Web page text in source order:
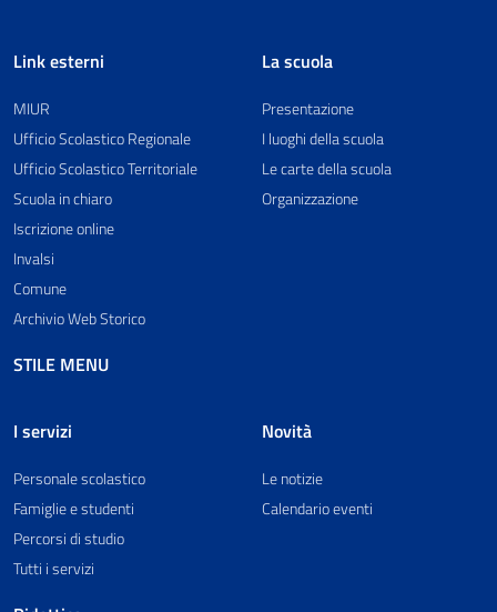
Link esterni
MIUR
Ufficio Scolastico Regionale
Ufficio Scolastico Territoriale
Scuola in chiaro
Iscrizione online
Invalsi
Comune
Archivio Web Storico
STILE MENU
La scuola
Presentazione
I luoghi della scuola
Le carte della scuola
Organizzazione
I servizi
Personale scolastico
Famiglie e studenti
Percorsi di studio
Tutti i servizi
Novità
Le notizie
Calendario eventi